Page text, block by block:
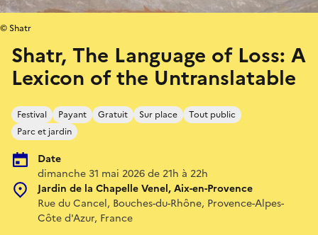
Shatr, The Language of Loss: A
Lexicon of the Untranslatable
Festival Payant Gratuit Sur place
Tout public
Parc et jardin
Date
dimanche 31 mai 2026 de 21h à 22h
Jardin de la Chapelle Venel, Aix-en-Provence
Rue du Cancel, Bouches-du-Rhône, Provence-Alpes-
Côte d'Azur, France
© Shatr